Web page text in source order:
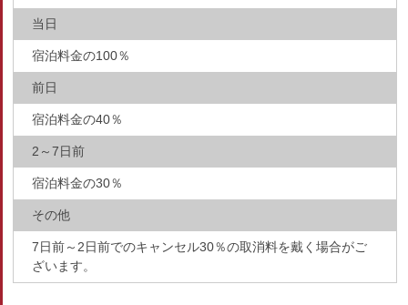
当日
宿泊料金の100％
前日
宿泊料金の40％
2～7日前
宿泊料金の30％
その他
7日前～2日前でのキャンセル30％の取消料を戴く場合がご
ざいます。